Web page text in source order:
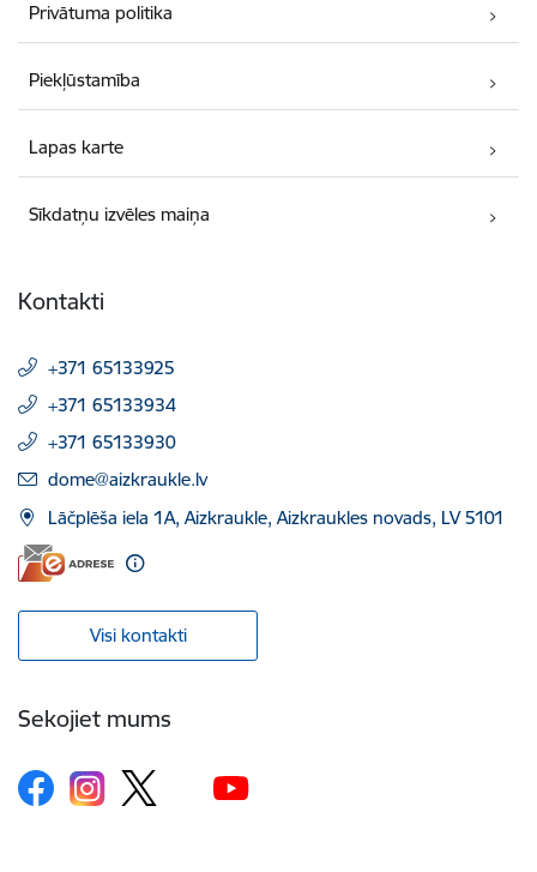
Privātuma politika
Piekļūstamība
Lapas karte
Sīkdatņu izvēles maiņa
Kontakti
+371 65133925
+371 65133934
+371 65133930
E-pasts:
dome@aizkraukle.lv
Lāčplēša iela 1A, Aizkraukle, Aizkraukles novads, LV 5101
Visi kontakti
Sekojiet mums